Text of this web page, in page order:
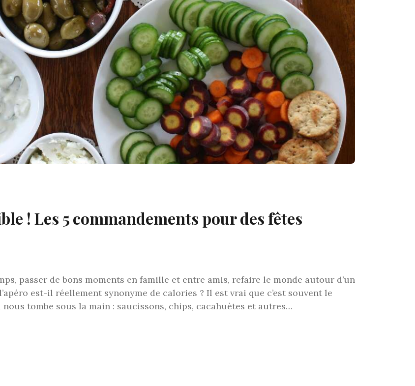
! Les 5 commandements pour des fêtes
passer de bons moments en famille et entre amis, refaire le monde autour d’un
est-il réellement synonyme de calories ? Il est vrai que c’est souvent le
tombe sous la main : saucissons, chips, cacahuètes et autres…